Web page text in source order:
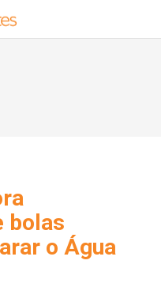
bolas
o Água